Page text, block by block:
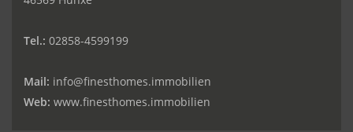
Tel.: 02858-4599199
Mail: info@finesthomes.immobilien
Web: www.finesthomes.immobilien